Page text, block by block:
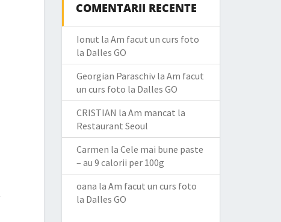
COMENTARII RECENTE
Ionut la Am facut un curs foto
la Dalles GO
Georgian Paraschivla Am facut
un curs foto la Dalles GO
CRISTIAN la Am mancat la
Restaurant Seoul
Carmen la Cele mai bune paste
– au 9 calorii per 100g
oana la Am facut un curs foto
la Dalles GO